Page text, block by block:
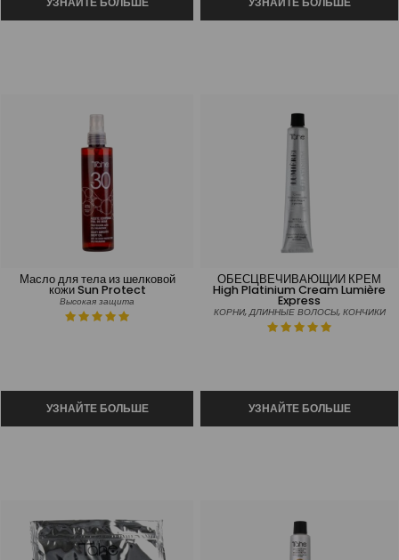
Масло для тела из шелковой
кожи Sun Protect
Высокая защита
ОБЕСЦВЕЧИВАЮЩИЙ КРЕМ
High Platinium Cream Lumière
Express
КОРНИ, ДЛИННЫЕ ВОЛОСЫ, КОНЧИКИ